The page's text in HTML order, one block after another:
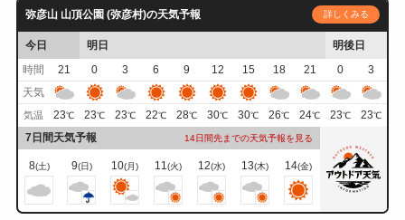
弥彦山 山頂公園 (弥彦村)の天気予報 詳しくみる
今日 明日
明後日
時間
21 0 3 6 9 12 15 18 21 0
3
天気
気温 23℃ 23℃ 23℃ 22℃ 28℃ 30℃ 30℃ 26℃ 24℃ 23℃ 23℃
7日間天気予報 14日間先までの天気予報を見る
8(土) 9(日) 10(月) 11 (火) 12(水) 13(木) 14(金)